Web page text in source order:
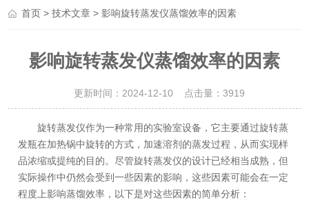
首页 >技术文章 > 影响旋转蒸发仪蒸馏效率的因素
影响旋转蒸发仪蒸馏效率的因素
更新时间：2024-12-10 点击量： 3919
旋转蒸发仪作为一种常用的实验室设备，它主要通过旋转蒸
发瓶在加热锅中旋转的方式，加速溶剂的蒸发过程，从而实现样
品浓缩或提纯的目的。尽管旋转蒸发仪的设计已经相当成熟，但
实际操作中仍然会受到一些因素的影响，这些因素可能会在一定
程度上影响蒸馏效率，以下是对这些因素的简单分析：